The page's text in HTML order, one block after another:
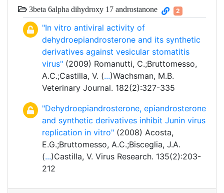
3beta 6alpha dihydroxy 17 androstanone 2
"In vitro antiviral activity of
dehydroepiandrosterone and its synthetic
derivatives against vesicular stomatitis
virus" (2009) Romanutti, C.;Bruttomesso,
A.C.;Castilla, V. (...)Wachsman, M.B.
Veterinary Journal. 182(2):327-335
"Dehydroepiandrosterone, epiandrosterone
and synthetic derivatives inhibit Junin virus
replication in vitro" (2008) Acosta,
E.G.;Bruttomesso, A.C.;Bisceglia, J.A.
(...)Castilla, V. Virus Research. 135(2):203-
212